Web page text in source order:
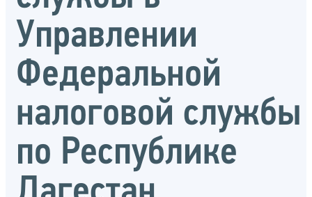
Управлении
Федеральной
налоговой службы
по Республике